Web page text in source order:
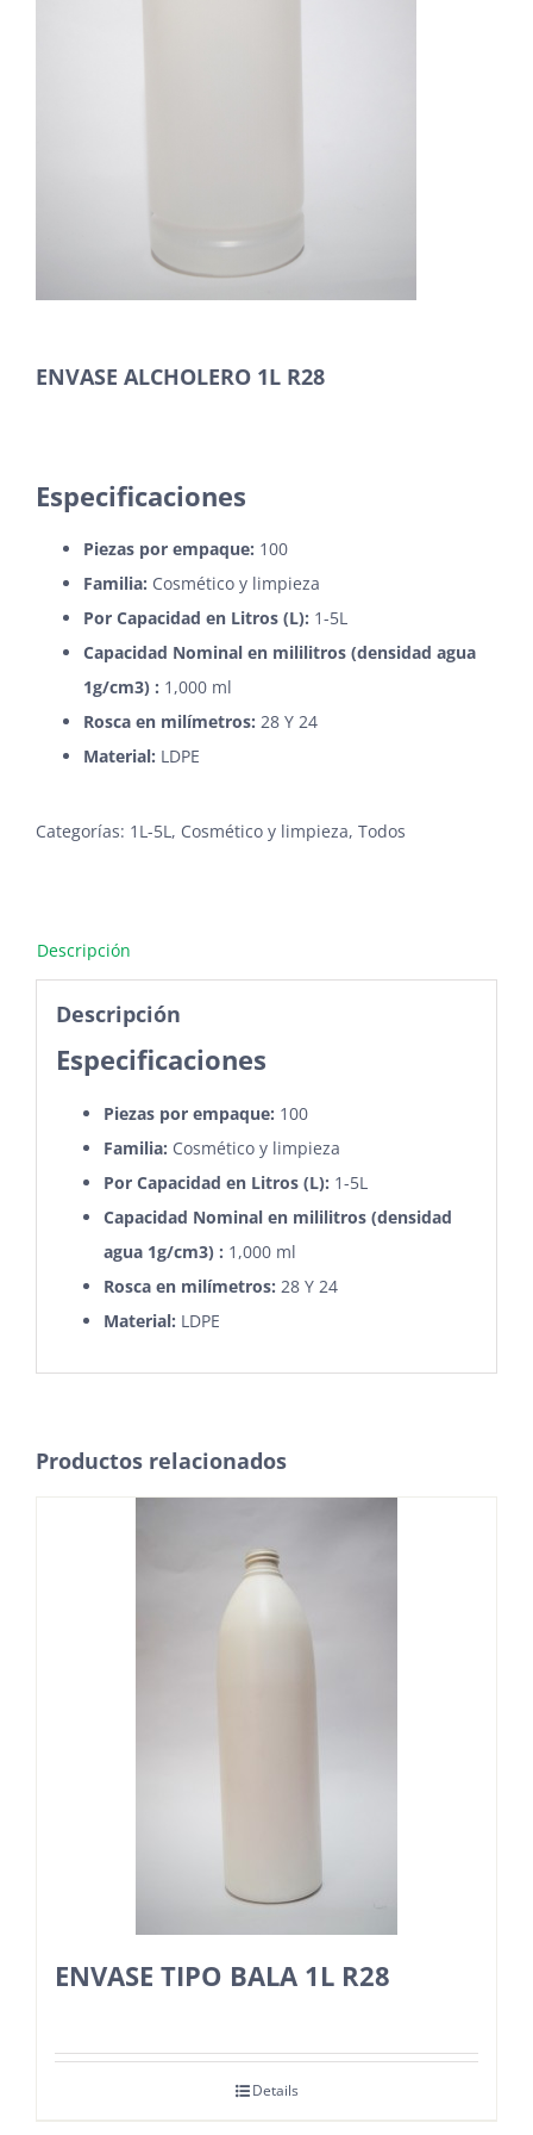
ENVASE ALCHOLERO 1L R28
Especificaciones
Piezas por empaque: 100
Familia: Cosmético y limpieza
Por Capacidad en Litros (L): 1-5L
Capacidad Nominal en mililitros (densidad agua
1g/cm3) : 1,000 ml
Rosca en milímetros: 28 Y 24
Material: LDPE
Categorías: 1L-5L, Cosmético y limpieza, Todos
Descripción
Descripción
Especificaciones
Piezas por empaque: 100
Familia: Cosmético y limpieza
Por Capacidad en Litros (L): 1-5L
Capacidad Nominal en mililitros (densidad
agua 1g/cm3) : 1,000 ml
Rosca en milímetros: 28 Y 24
Material: LDPE
Productos relacionados
ENVASE TIPO BALA 1L R28
Details